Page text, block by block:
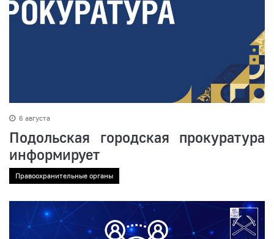
6 августа
Подольская городская прокуратура
информирует
Правоохранительные органы